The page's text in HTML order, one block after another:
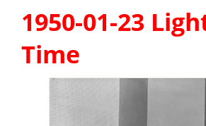
1950-01-23
Time